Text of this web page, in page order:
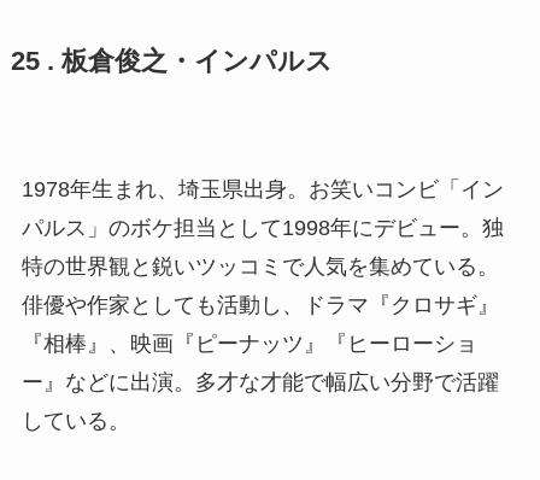
25 . 板倉俊之・インパルス
1978年生まれ、埼玉県出身。お笑いコンビ「イン
パルス」のボケ担当として1998年にデビュー。独
特の世界観と鋭いツッコミで人気を集めている。
俳優や作家としても活動し、ドラマ『クロサギ』
『相棒』、映画『ピーナッツ』『ヒーローショ
ー』などに出演。多才な才能で幅広い分野で活躍
している。